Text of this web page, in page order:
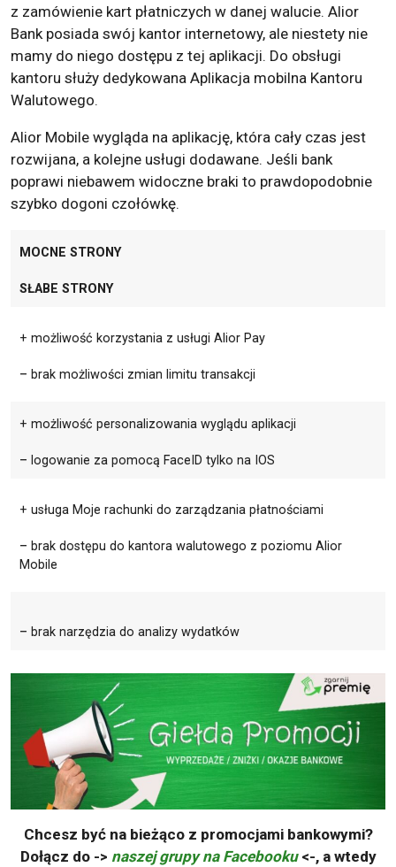
z zamówienie kart płatniczych w danej walucie. Alior
Bank posiada swój kantor internetowy, ale niestety nie
mamy do niego dostępu z tej aplikacji. Do obsługi
kantoru służy dedykowana Aplikacja mobilna Kantoru
Walutowego.
Alior Mobile wygląda na aplikację, która cały czas jest
rozwijana, a kolejne usługi dodawane. Jeśli bank
poprawi niebawem widoczne braki to prawdopodobnie
szybko dogoni czołówkę.
MOCNE STRONY
SŁABE STRONY
+ możliwość korzystania z usługi Alior Pay
– brak możliwości zmian limitu transakcji
+ możliwość personalizowania wyglądu aplikacji
– logowanie za pomocą FaceID tylko na IOS
+ usługa Moje rachunki do zarządzania płatnościami
– brak dostępu do kantora walutowego z poziomu Alior
Mobile
– brak narzędzia do analizy wydatków
Chcesz być na bieżąco z promocjami bankowymi?
Dołącz do -> naszej grupy na Facebooku<-, a wtedy